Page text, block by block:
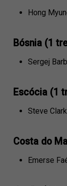
Hong
Bósnia (1
Sergej
Escócia (1
Steve
Costa do
Emerse